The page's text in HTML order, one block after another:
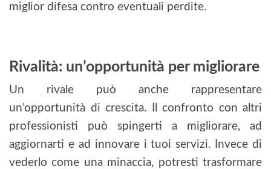
miglior difesa contro eventuali perdite.
Rivalità: un’opportunità per migliorare
Un rivale può anche rappresentare
un’opportunità di crescita. Il confronto con altri
professionisti può spingerti a migliorare, ad
aggiornarti e ad innovare i tuoi servizi. Invece di
vederlo come una minaccia, potresti trasformare